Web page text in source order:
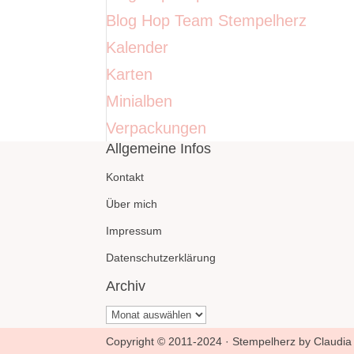
Blog Hop Team Stempelherz
Kalender
Karten
Minialben
Verpackungen
Allgemeine Infos
Kontakt
Über mich
Impressum
Datenschutzerklärung
Archiv
Archiv
Copyright © 2011-2024 · Stempelherz by